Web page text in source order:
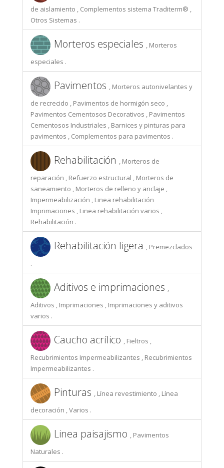
de aislamiento , Complementos sistema Traditerm® ,
Otros Sistemas .
Morteros especiales , Morteros
especiales .
Pavimentos , Morteros autonivelantes y
de recrecido , Pavimentos de hormigón seco ,
Pavimentos Cementosos Decorativos , Pavimentos
Cementosos Industriales , Barnices y pinturas para
pavimentos , Complementos para pavimentos .
Rehabilitación , Morteros de
reparación , Refuerzo estructural , Morteros de
saneamiento , Morteros de relleno y anclaje ,
Impermeabilización , Linea rehabilitación
Imprimaciones , Linea rehabilitación varios ,
Rehabilitación .
Rehabilitación ligera , Premezclados
.
Aditivos e imprimaciones ,
Aditivos , Imprimaciones , Imprimaciones y aditivos
varios .
Caucho acrílico , Fieltros ,
Recubrimientos Impermeabilizantes , Recubrimientos
Impermeabilizantes .
Pinturas , Línea revestimiento , Línea
decoración , Varios .
Linea paisajismo , Pavimentos
Naturales .